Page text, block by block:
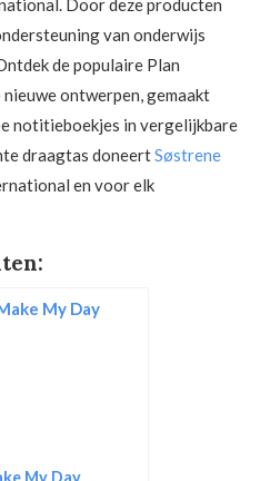
Door deze producten
van onderwijs
de populaire Plan
ontwerpen, gemaakt
notitieboekjes in vergelijkbare
draagtas doneertSøstrene
en voor elk
My Day